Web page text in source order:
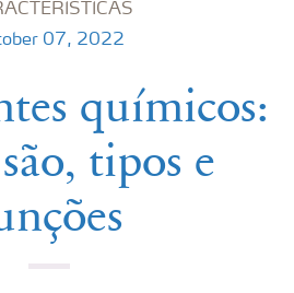
07, 2022
químicos:
tipos e